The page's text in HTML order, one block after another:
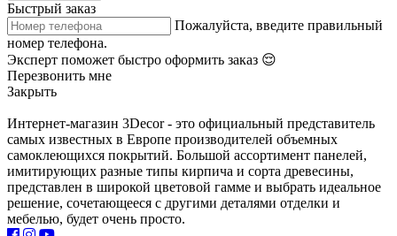
Быстрый заказ
Пожалуйста, введите правильный
номер телефона.
Эксперт поможет быстро оформить заказ 😌
Перезвонить мне
Закрыть
Интернет-магазин 3Decor - это официальный представитель
самых известных в Европе производителей объемных
самоклеющихся покрытий. Большой ассортимент панелей,
имитирующих разные типы кирпича и сорта древесины,
представлен в широкой цветовой гамме и выбрать идеальное
решение, сочетающееся с другими деталями отделки и
мебелью, будет очень просто.